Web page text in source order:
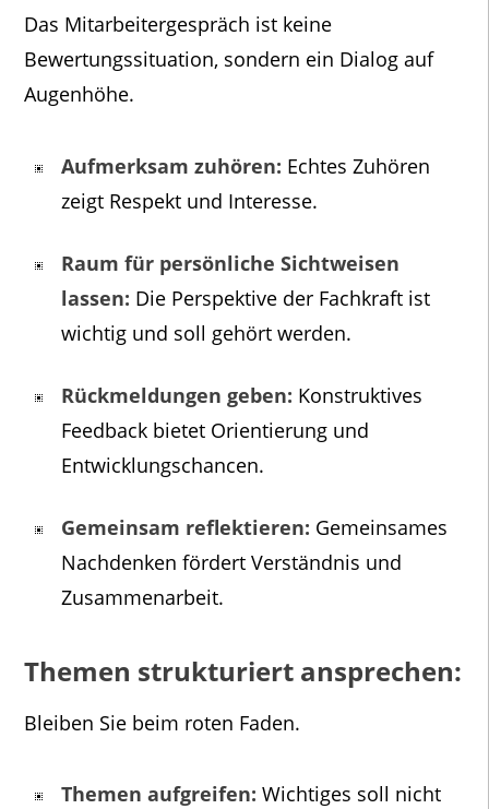
Das Mitarbeitergespräch ist keine
Bewertungssituation, sondern ein Dialog auf
Augenhöhe.
Aufmerksam zuhören: Echtes Zuhören
zeigt Respekt und Interesse.
Raum für persönliche Sichtweisen
lassen: Die Perspektive der Fachkraft ist
wichtig und soll gehört werden.
Rückmeldungen geben: Konstruktives
Feedback bietet Orientierung und
Entwicklungschancen.
Gemeinsam reflektieren: Gemeinsames
Nachdenken fördert Verständnis und
Zusammenarbeit.
Themen strukturiert ansprechen:
Bleiben Sie beim roten Faden.
Themen aufgreifen: Wichtiges soll nicht